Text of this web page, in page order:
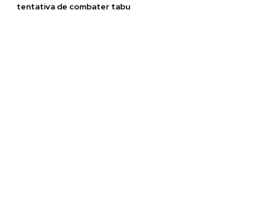
tentativa de combater tabu